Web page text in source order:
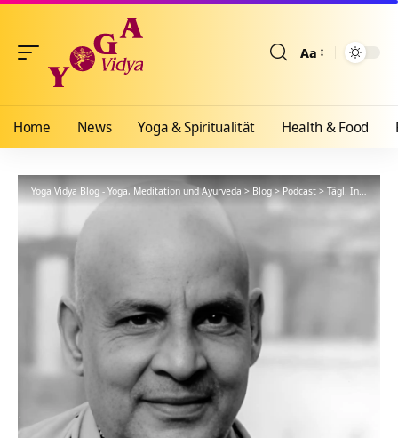
Aa
Home News Yoga & Spiritualität Health & Food
Yoga Vidya Blog - Yoga, Meditation und Ayurveda>Blog>Podcast>Tägl. Inspiration